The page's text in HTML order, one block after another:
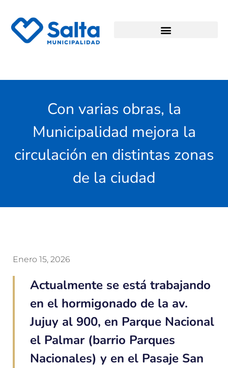
Con varias obras, la
Municipalidad mejora la
circulación en distintas zonas
de la ciudad
Enero 15, 2026
Actualmente se está trabajando
en el hormigonado de la av.
Jujuy al 900, en Parque Nacional
el Palmar (barrio Parques
Nacionales) y en el Pasaje San